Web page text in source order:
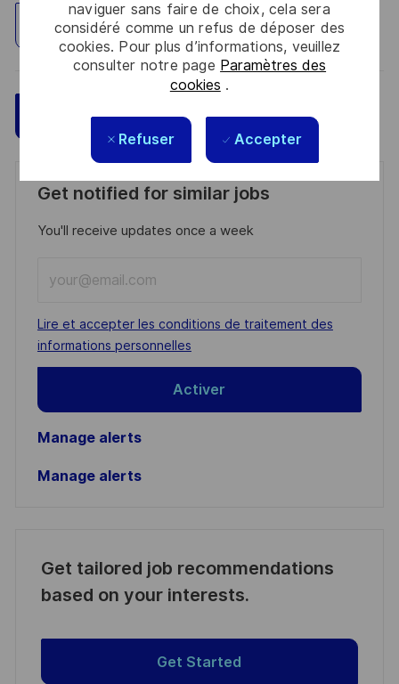
naviguer sans faire de choix, cela sera
considéré comme un refus de déposer des
cookies. Pour plus d’informations, veuillez
consulter notre page Paramètres des
cookies .
Refuser Accepter
Explorez un site
Postulez maintenant Sauvegarder
Get notified for similar jobs
You'll receive updates once a week
Email
address
(Required)
Required
Lire et accepter les conditions de traitement des
informations personnelles
Activer
Manage alerts
Manage alerts
Get tailored job recommendations
based on your interests.
Get Started